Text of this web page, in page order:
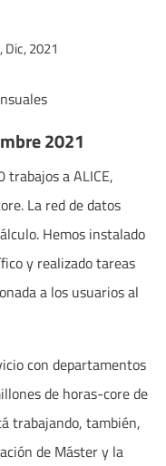
Dic, 2021
2021
trabajos a ALICE,
La red de datos
Hemos instalado
y realizado tareas
a los usuarios al
con departamentos
de horas-core de
trabajando, también,
de Máster y la